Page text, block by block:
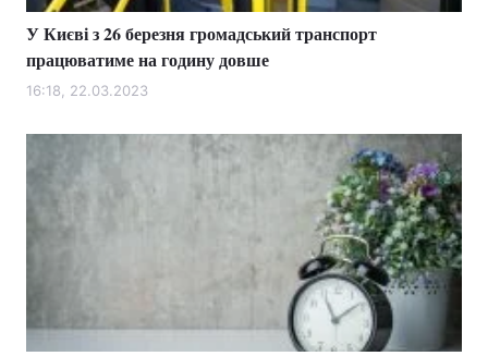
У Києві з 26 березня громадський транспорт
працюватиме на годину довше
16:18, 22.03.2023